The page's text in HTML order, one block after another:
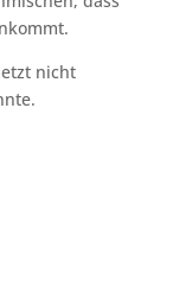
nicht